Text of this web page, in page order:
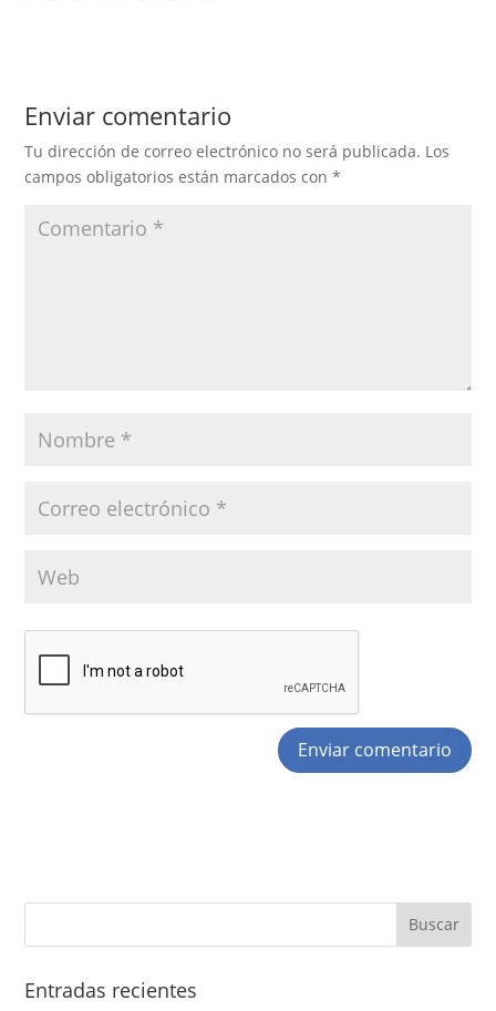
Enviar comentario
Tu dirección de correo electrónico no será publicada. Los
campos obligatorios están marcados con*
Entradas recientes